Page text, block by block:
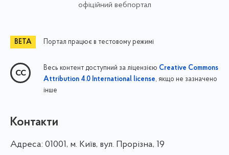
офіційний вебпортал
Портал працює в тестовому режимі
Весь контент доступний за ліцензією Creative Commons
Attribution 4.0 International license, якщо не зазначено
інше
Контакти
Адреса: 01001, м. Київ, вул. Прорізна, 19